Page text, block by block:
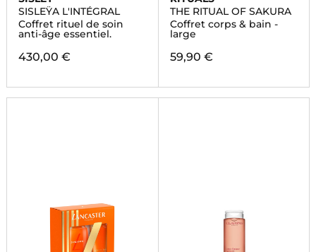
SISLEŸA L'INTÉGRAL
Coffret rituel de soin
anti-âge essentiel.
430,00 €
THE RITUAL OF SAKURA
Coffret corps & bain -
large
59,90 €